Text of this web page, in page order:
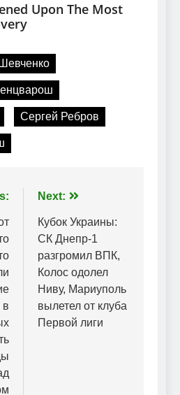
Сергей Ребров
в
Next:
Кубок Украины:
СК Днепр-1
разгромил ВПК,
Колос одолел
Ниву, Мариуполь
вылетел от клуба
Первой лиги